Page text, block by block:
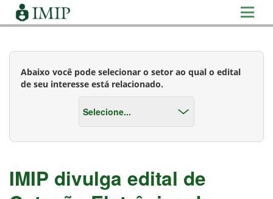
Abaixo você pode selecionar o setor ao qual o edital
de seu interesse está relacionado.
IMIP divulga edital de